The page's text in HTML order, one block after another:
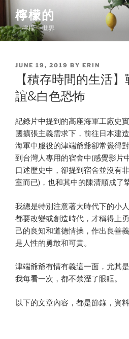
content
檸檬的
一檸檬一世界
POSTED
ON
JUNE 19, 2019 BY ERIN
【積存時間的生活
誼&白色恐怖
紀錄片中提到的高座海軍工廠史
國擴張主義需求下，前往日本建
海軍中服役的津端爺爺卻常覺得
到台灣人專用的宿舍中(感覺影片
口述歷史中，卻提到宿舍並沒有
室而已)，也和其中的陳清順成了
我總是特別注意著大時代下的小
都要改變或創造時代，才稱得上
己的良知和道德情操，作出良善
是人性的勇敢和可貴。
津端爺爺有情有義這一面，尤其
我每看一次，都不禁溼了眼眶。
以下的文章內容，都是節錄，資